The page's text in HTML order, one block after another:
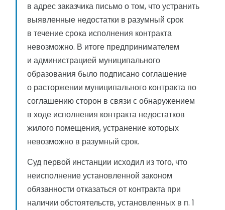
в адрес заказчика письмо о том, что устранить
выявленные недостатки в разумный срок
в течение срока исполнения контракта
невозможно. В итоге предпринимателем
и администрацией муниципального
образования было подписано соглашение
о расторжении муниципального контракта по
соглашению сторон в связи с обнаружением
в ходе исполнения контракта недостатков
жилого помещения, устранение которых
невозможно в разумный срок.
Суд первой инстанции исходил из того, что
неисполнение установленной законом
обязанности отказаться от контракта при
наличии обстоятельств, установленных в п. 1